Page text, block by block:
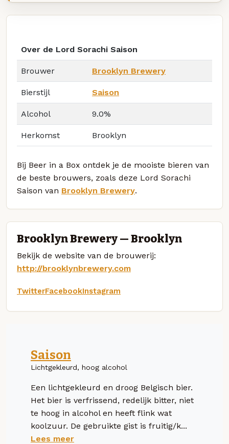
Over de Lord Sorachi Saison
Brouwer Brooklyn Brewery
Bierstijl Saison
Alcohol 9.0%
Herkomst Brooklyn
Bij Beer in a Box ontdek je de mooiste bieren van
de beste brouwers, zoals deze Lord Sorachi
Saison van Brooklyn Brewery.
Brooklyn Brewery — Brooklyn
Bekijk de website van de brouwerij:
http://brooklynbrewery.com
TwitterFacebookInstagram
Saison
Lichtgekleurd, hoog alcohol
Een lichtgekleurd en droog Belgisch bier.
Het bier is verfrissend, redelijk bitter, niet
te hoog in alcohol en heeft flink wat
koolzuur. De gebruikte gist is fruitig/k...
Lees meer